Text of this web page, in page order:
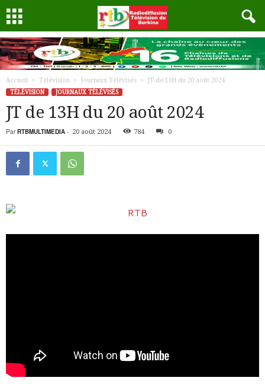
Accueil Télévision Journaux Télévisés
JT de 13H du 20 août 2024
TÉLÉVISION
JOURNAUX TÉLÉVISÉS
JT de 13H du 20 août 2024
Par RTBMULTIMEDIA - 20 août 2024 784 0